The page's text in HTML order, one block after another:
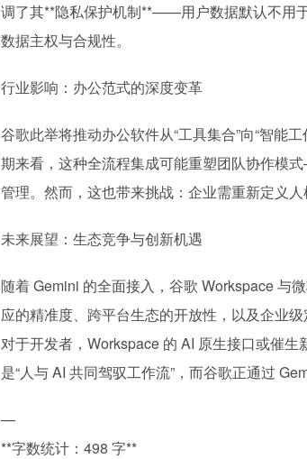
调了其**隐私保护机制**——用户数据默认不用
数据主权与合规性。
行业影响：办公范式的深度变革
谷歌此举将推动办公软件从“工具集合”向“智能
期来看，这种全流程集成可能重塑团队协作模
管理。然而，这也带来挑战：企业需重新定义
未来展望：生态竞争与创新机遇
随着 Gemini 的全面接入，谷歌 Workspace 与
应的精准度、跨平台生态的开放性，以及企业
对于开发者，Workspace 的 AI 原生接口或催
是“人与 AI 共同驾驭工作流”，而谷歌正通过
—
**字数统计：498 字**